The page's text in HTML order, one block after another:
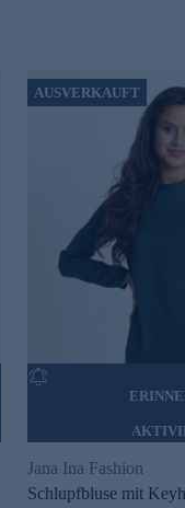
AUSVERKAUFT
Jana Ina Fashion
Schlupfbluse mit